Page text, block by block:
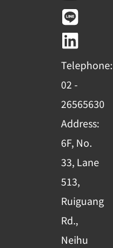
c
e
b
o
o
k
-
s
q
u
a
r
e
u
t
u
b
e
n
e
n
k
e
d
i
n
Telephone:
02 -
26565630
Address:
6F, No.
33, Lane
513,
Ruiguang
Rd.,
Neihu